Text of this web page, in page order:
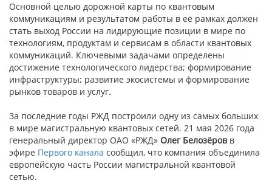
Основной целью дорожной карты по квантовым
коммуникациям и результатом работы в её рамках должен
стать выход России на лидирующие позиции в мире по
технологиям, продуктам и сервисам в области квантовых
коммуникаций. Ключевыми задачами определены
достижение технологического лидерства; формирование
инфраструктуры; развитие экосистемы и формирование
рынков товаров и услуг.
За последние годы РЖД построили одну из самых больших
в мире магистральную квантовых сетей. 21 мая 2026 года
генеральный директор ОАО «РЖД» Олег Белозёров в
эфире Первого канала сообщил, что компания объединила
европейскую часть России магистральной квантовой
сетью.